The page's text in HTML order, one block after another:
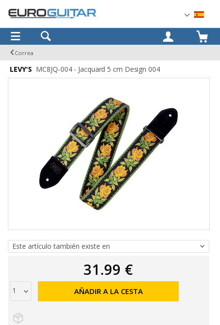
OK
Correa
LEVY'S MC8JQ-004 - Jacquard 5 cm Design 004
31.99 €
AÑADIR A LA CESTA